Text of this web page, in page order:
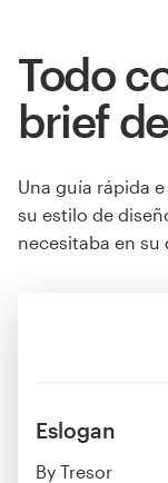
Eslogan
By Tresor
Todo
brief
Una guía rápida
su estilo de
necesitaba en